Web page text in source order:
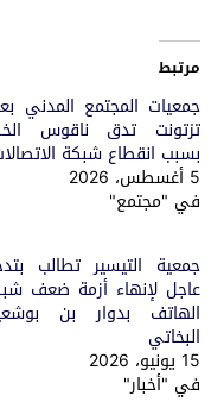
مرتبط
جمعيات المجتمع المدني
تزتونت تدق ناقوس
بسبب انقطاع شبكة
5 أغسطس، 2026
في "مجتمع"
جمعية التيسير تطالب
عاجل لإنهاء أزمة ضعف
الهاتف بدوار بن
البخاتي
15 يونيو، 2026
في "أخبار"